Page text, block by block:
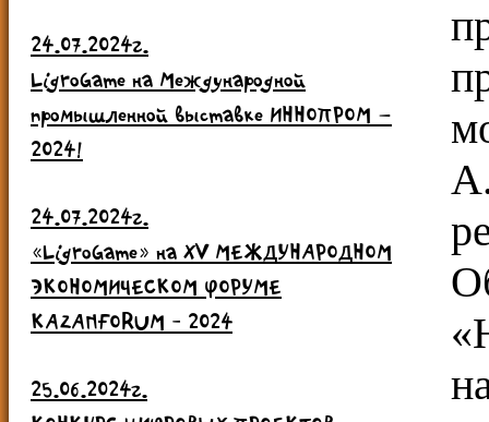
24.07.2024г.
LigroGame на Международной
промышленной выставке ИННОПРОМ –
2024!
24.07.2024г.
«LigroGame» на ХV МЕЖДУНАРОДНОМ
ЭКОНОМИЧЕСКОМ ФОРУМЕ
KAZANFORUM - 2024
25.06.2024г.